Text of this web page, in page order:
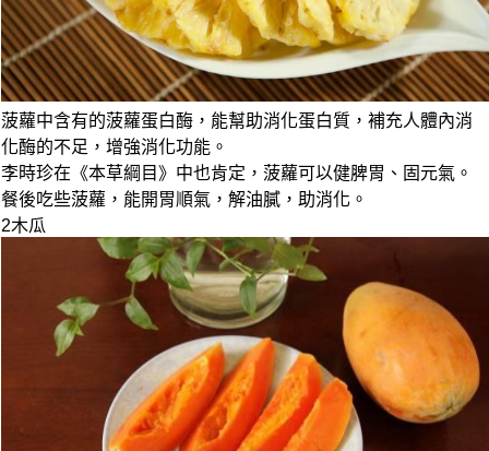
菠蘿中含有的菠蘿蛋白酶，能幫助消化蛋白質，補充人體內消
化酶的不足，增強消化功能。
李時珍在《本草綱目》中也肯定，菠蘿可以健脾胃、固元氣。
餐後吃些菠蘿， 能開胃順氣，解油膩，助消化。
2木瓜